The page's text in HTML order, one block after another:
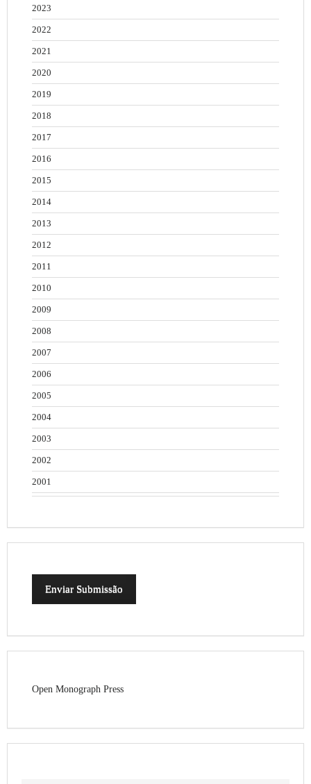
2023
2022
2021
2020
2019
2018
2017
2016
2015
2014
2013
2012
2011
2010
2009
2008
2007
2006
2005
2004
2003
2002
2001
Enviar Submissão
Open Monograph Press